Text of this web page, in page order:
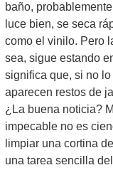
baño,
luce bien, se seca
como el vinilo. Pero
sea, sigue estando
significa que, si no
aparecen restos de
¿La buena noticia?
impecable no es
limpiar una cortina
una tarea sencilla